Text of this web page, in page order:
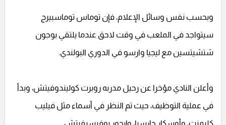
وبحسب نفس وسائل الإعلام، فإن توماس توماسبيرج
سيتواجد في الملعب في وقت لاحق عندما يلتقي بوجون
شتشيتسين مع ليجيا وارسو في الدوري البولندي.
وأعلن النادي مؤخرا عن رحيل مدربه روبرت كوليندوفيتش، وبدأ
في عملية التوظيف، حيث تم النظر في أسماء مثل فيليب
كليمنت، وأوسكار جارسيا، وإيجور يوفيسيفيتش.